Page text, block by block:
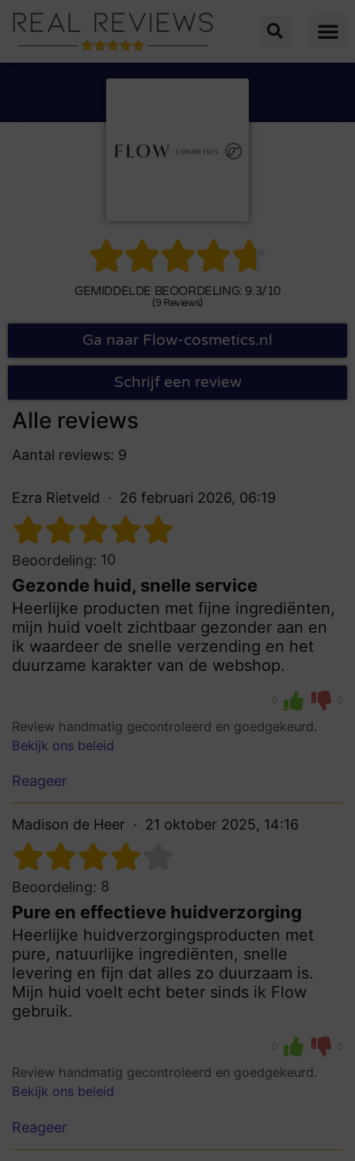

GEMIDDELDE BEOORDELING: 9.3/10
(9 Reviews)
Ga naar Flow-cosmetics.nl
Schrijf een review
Alle reviews
Aantal reviews: 9
Ezra Rietveld 26 februari 2026, 06:19
Beoordeling: 10
Gezonde huid, snelle service
Heerlijke producten met fijne ingrediënten,
mijn huid voelt zichtbaar gezonder aan en
ik waardeer de snelle verzending en het
duurzame karakter van de webshop.
0 0
Review handmatig gecontroleerd en goedgekeurd.
Bekijk ons beleid
Reageer
Madison de Heer 21 oktober 2025, 14:16
Beoordeling: 8
Pure en effectieve huidverzorging
Heerlijke huidverzorgingsproducten met
pure, natuurlijke ingrediënten, snelle
levering en fijn dat alles zo duurzaam is.
Mijn huid voelt echt beter sinds ik Flow
gebruik.
0 0
Review handmatig gecontroleerd en goedgekeurd.
Bekijk ons beleid
Reageer